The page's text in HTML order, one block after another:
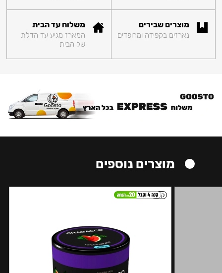
מוצרים שבירים
נארזים בקפידה ומרופדים
משלוח עד הבית
המארז מגיע עד הדלת
של הבית
מוצרים נוספים
קל